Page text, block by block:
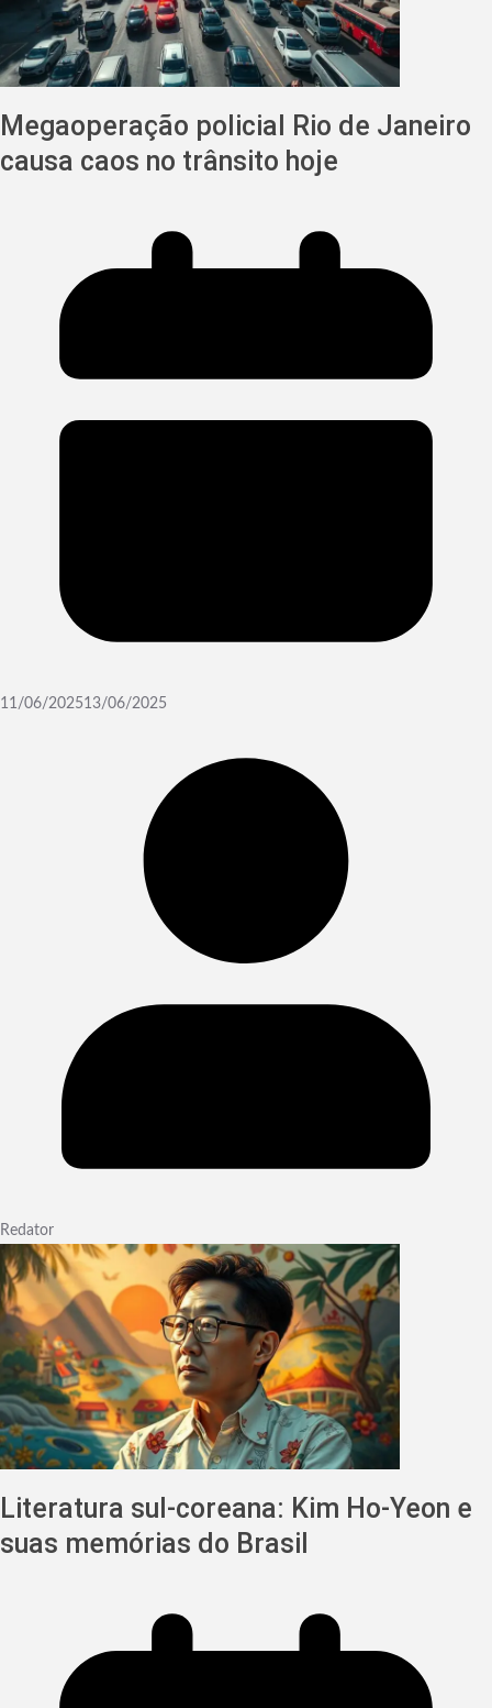
Megaoperação policial Rio de Janeiro
causa caos no trânsito hoje
11/06/202513/06/2025
Redator
Literatura sul-coreana: Kim Ho-Yeon e
suas memórias do Brasil